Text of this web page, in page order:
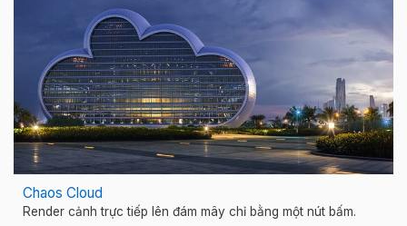
Chaos Cloud
Render cảnh trực tiếp lên đám mây chỉ bằng một nút bấm.